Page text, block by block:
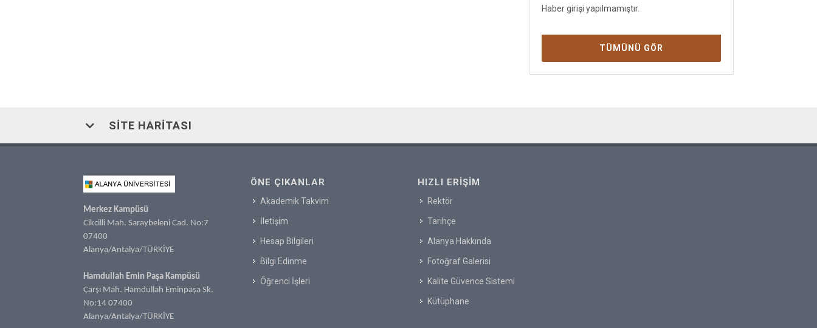
Haber girişi yapılmamıştır.
TÜMÜNÜ GÖR
SITE HARITASI
Merkez Kampüsü
Cikcilli Mah. Saraybeleni Cad. No:7
07400
Alanya/Antalya/TÜRKİYE
Hamdullah Emin Paşa Kampüsü
Çarşı Mah. Hamdullah Eminpaşa Sk.
No:14 07400
Alanya/Antalya/TÜRKİYE
ÖNE ÇIKANLAR
Akademik Takvim
İletişim
Hesap Bilgileri
Bilgi Edinme
Öğrenci İşleri
HIZLI ERIŞIM
Rektör
Tarihçe
Alanya Hakkında
Fotoğraf Galerisi
Kalite Güvence Sistemi
Kütüphane